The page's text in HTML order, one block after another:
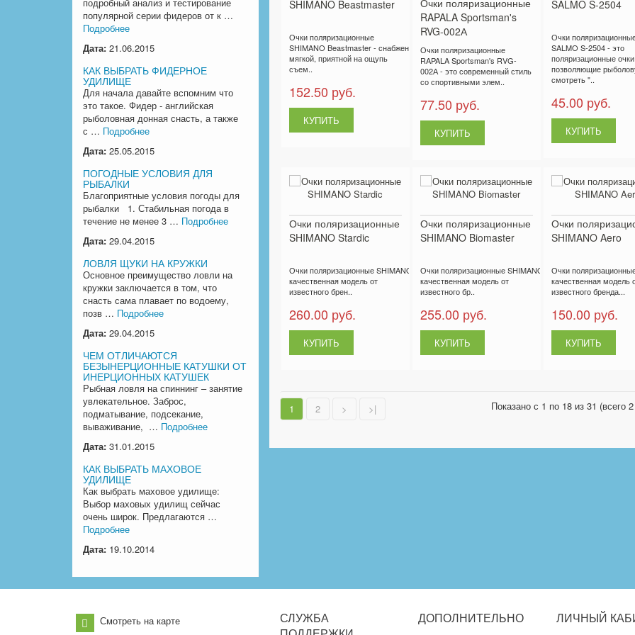
популярной серии фидеров от к …
Подробнее
Дата: 21.06.2015
КАК ВЫБРАТЬ ФИДЕРНОЕ
УДИЛИЩЕ
Для начала давайте вспомним что
это такое. Фидер - английская
рыболовная донная снасть, а также
с … Подробнее
Дата: 25.05.2015
ПОГОДНЫЕ УСЛОВИЯ ДЛЯ
РЫБАЛКИ
Благоприятные условия погоды для
рыбалки 1. Стабильная погода в
течение не менее 3 … Подробнее
Дата: 29.04.2015
ЛОВЛЯ ЩУКИ НА КРУЖКИ
Основное преимущество ловли на
кружки заключается в том, что
снасть сама плавает по водоему,
позв … Подробнее
Дата: 29.04.2015
ЧЕМ ОТЛИЧАЮТСЯ
БЕЗЫНЕРЦИОННЫЕ КАТУШКИ ОТ
ИНЕРЦИОННЫХ КАТУШЕК
Рыбная ловля на спиннинг – занятие
увлекательное. Заброс,
подматывание, подсекание,
вываживание, … Подробнее
Дата: 31.01.2015
КАК ВЫБРАТЬ МАХОВОЕ
УДИЛИЩЕ
Как выбрать маховое удилище:
Выбор маховых удилищ сейчас
очень широк. Предлагаются …
Подробнее
Дата: 19.10.2014
SHIMANO Beastmaster
Очки поляризационные
SHIMANO Beastmaster - снабжены
мягкой, приятной на ощупь
съем..
152.50 руб.
Очки поляризационные
RAPALA Sportsman's
RVG-002А
Очки поляризационные
RAPALA Sportsman's RVG-
002А - это современный стиль
со спортивными элем..
77.50 руб.
SALMO S-2504
Очки
SALMO S-2504 - это
поляризационные очки
позволяющие
смотреть "..
45.00 руб.
Очки поляризационные
SHIMANO Stardic
Очки поляризационные SHIMANO Stardic -
качественная модель от
известного брен..
260.00 руб.
Очки поляризационные
SHIMANO Biomaster
Очки поляризационные SHIMANO Biomaster -
качественная модель от
известного бр..
255.00 руб.
Очки
SHIMANO Aero
Очки
качественная модель
известного бренда...
150.00 руб.
1 2 > >| Показано с 1 по 18 из 31 (всего
Смотреть на карте
СЛУЖБА
ДОПОЛНИТЕЛЬНО ЛИЧНЫЙ